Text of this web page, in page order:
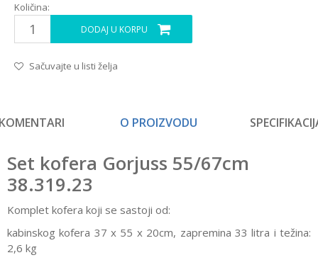
Količina:
DODAJ U KORPU
Sačuvajte u listi želja
O PROIZVODU
Set kofera Gorjuss 55/67cm
38.319.23
Komplet kofera koji se sastoji od:
kabinskog kofera 37 x 55 x 20cm, zapremina 33 litra i težina:
2,6 kg